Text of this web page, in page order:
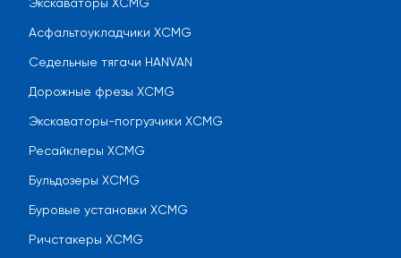
Экскаваторы XCMG
Асфальтоукладчики XCMG
Седельные тягачи HANVAN
Дорожные фрезы XCMG
Экскаваторы-погрузчики XCMG
Ресайклеры XCMG
Бульдозеры XCMG
Буровые установки XCMG
Ричстакеры XCMG